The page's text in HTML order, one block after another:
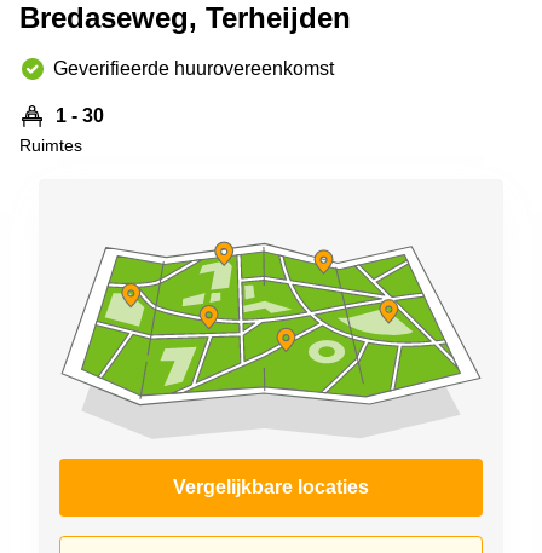
Coworking
Hilversum
Coworking
space
Zwolle
Kantoor
Hengelo
Bedrijfsruimte
Huren in
Nijmegen
Bredaseweg, Terheijden
Geverifieerde huurovereenkomst
1 - 30
Ruimtes
Vergelijkbare locaties